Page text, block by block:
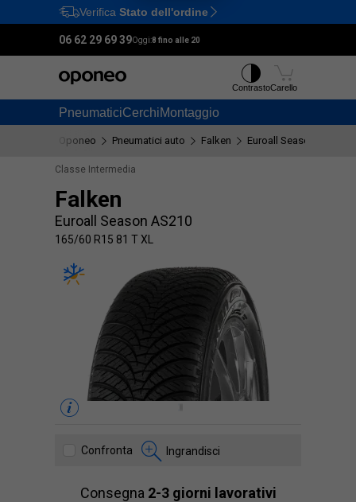
Ctrl M
Verifica Stato dell'ordine
06 62 29 69 39Oggi:8 fino alle 20
PneumaticiCerchiMontaggio
ContrastoCarello
Oponeo Pneumatici auto Falken Euroall Season AS210
Classe Intermedia
Falken
Euroall Season AS210
165/60 R15 81 T XL
Confronta Ingrandisci
Consegna 2-3 giorni lavorativi